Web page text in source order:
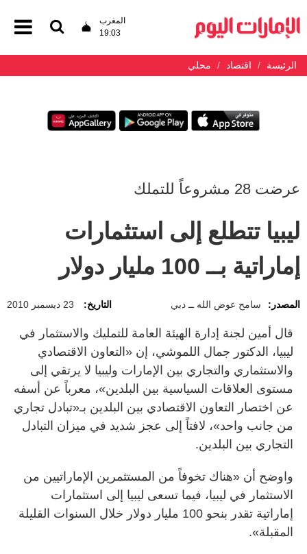
المغرب
19:03
الرئيسة اقتصاد محلي
عرضت 28 مشروعاً للتملك
ليبيا تتطلع إلى استثمارات
إماراتية بــ 100 مليار دولار
المصدر: سامح عوض الله ــ دبي التاريخ: 23 ديسمبر 2010
قال أمين لجنة إدارة الهيئة العامة للتمليك والاستثمار في
ليبيا، الدكتور جمال اللموشي، إن «التعاون الاقتصادي
والاستثماري والتجاري بين الإمارات وليبيا لا يرتقي إلى
مستوى العلاقات السياسية بين البلدين»، معرباً عن أسفه
عن اختصار التعاون الاقتصادي بين البلدين بـ«تبادل تجاري
من جانب واحد»، لافتاً إلى عجز شديد في ميزان التبادل
التجاري بين البلدين.
واوضح أن «هناك تخوفاً من المستثمرين الإماراتيين من
الاستثمار في ليبيا، فيما تسعى ليبيا إلى استثمارات
إماراتية تقدر بنحو 100 مليار دولار خلال السنوات القليلة
المقبلة».